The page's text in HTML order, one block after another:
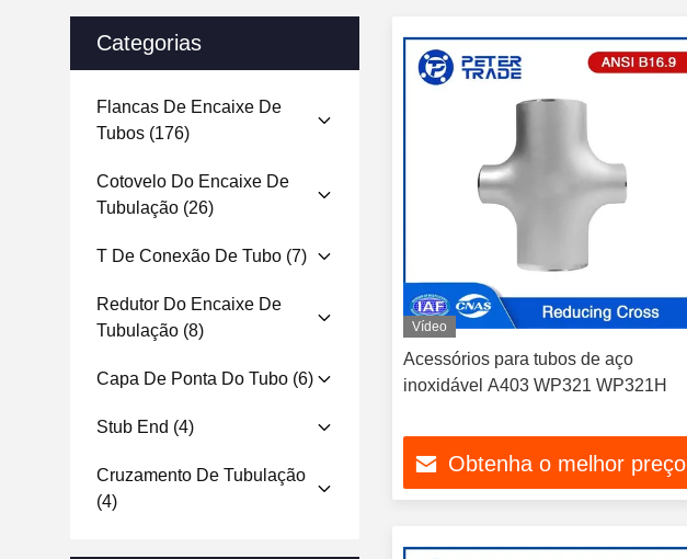
Categorias
Flancas De Encaixe De
Tubos (176)
Cotovelo Do Encaixe De
Tubulação (26)
T De Conexão De Tubo (7)
Redutor Do Encaixe De
Tubulação (8)
Capa De Ponta Do Tubo (6)
Stub End (4)
Cruzamento De Tubulação
(4)
Vídeo
Acessórios para tubos de aço
inoxidável A403 WP321 WP321H
Obtenha o melhor preço